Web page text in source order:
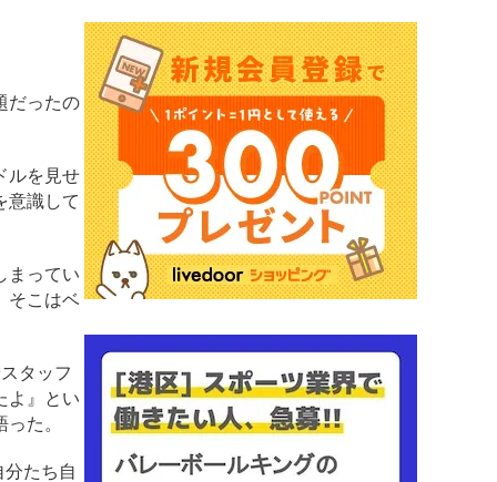
だったの
ルを見せ
意識して
まってい
そこはベ
タッフ
よ』とい
た。
たち自